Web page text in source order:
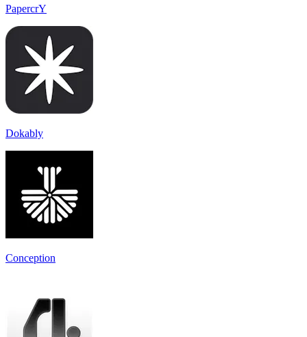
PapercrY
Dokably
Conception